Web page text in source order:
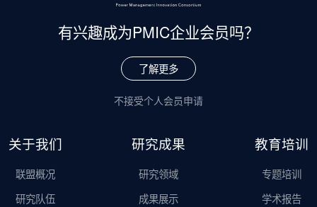
有兴趣成为PMIC企业会员吗？
了解更多
不接受个人会员申请
关于我们
联盟概况
研究队伍
研究成果
研究领域
成果展示
教育培训
专题培训
学术报告